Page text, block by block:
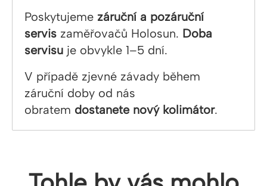
Poskytujeme záruční a pozáruční
servis zaměřovačů Holosun. Doba
servisu je obvykle 1–5 dní.
V případě zjevné závady během
záruční doby od nás
obratem dostanete nový kolimátor.